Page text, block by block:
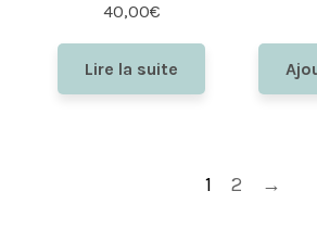
40,00€
Lire la suite
1 2 →